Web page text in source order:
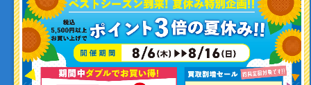
釣り情報を
お問い合わせ
利用者資金の保全方法